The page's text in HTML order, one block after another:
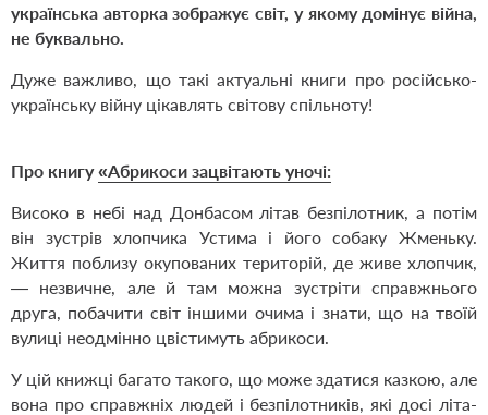
українська авторка зображує світ, у якому домінує війна,
не буквально.
Дуже важливо, що такі актуальні книги про російсько-
українську війну цікавлять світову спільноту!
Про книгу«Абрикоси зацвітають уночі:
Високо в небі над Донбасом літав безпілотник, а потім
він зустрів хлопчика Устима і його собаку Жменьку.
Життя поблизу окупованих територій, де живе хлопчик,
— незвичне, але й там можна зустріти справжнього
друга, побачити світ іншими очима і знати, що на твоїй
вулиці неодмінно цвістимуть абрикоси.
У цій книжці багато такого, що може здатися казкою, але
вона про справжніх людей і безпілотників, які досі літа­